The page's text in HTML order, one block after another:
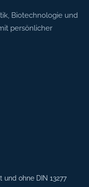
Biotechnologie und
persönlicher
und ohne DIN 13277